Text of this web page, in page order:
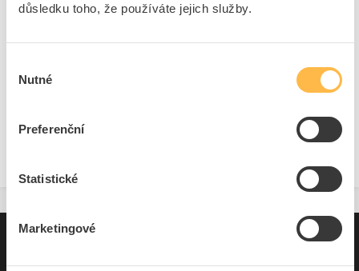
důsledku toho, že používáte jejich služby.
souhlasu
Nutné
Preferenční
Statistické
Marketingové
Přidat k porovnání
6355 m
5dní 318000 m
Zobrazit